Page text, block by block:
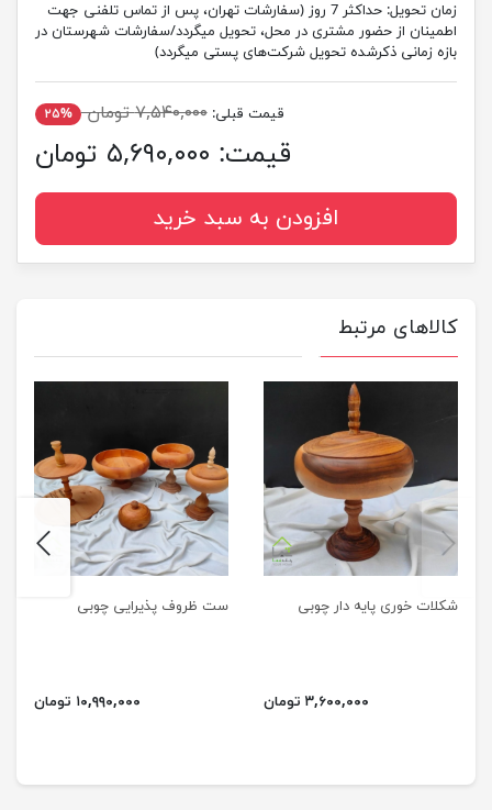
زمان تحویل:
حداکثر 7 روز (سفارشات تهران، پس از تماس تلفنی جهت
اطمینان از حضور مشتری در محل، تحویل میگردد/سفارشات شهرستان در
بازه زمانی ذکرشده تحویل شرکت‌های پستی میگردد)
قیمت قبلی: ۷,۵۴۰,۰۰۰ تومان ۲۵%
قیمت: ۵,۶۹۰,۰۰۰ تومان
افزودن به سبد خرید
کالاهای مرتبط
شکلات خوری پایه دار چوبی
۳,۶۰۰,۰۰۰ تومان
ست ظروف پذیرایی چوبی
۱۰,۹۹۰,۰۰۰ تومان
previus